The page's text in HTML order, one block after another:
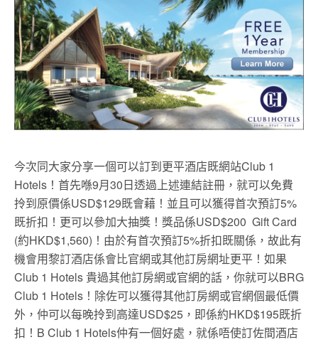
今次同大家分享一個可以訂到更平酒店既網站Club 1
Hotels！首先喺9月30日透過上述連結註冊，就可以免費
拎到原價係USD$129既會藉！並且可以獲得首次預訂5%
既折扣！更可以參加大抽獎！獎品係USD$200 Gift Card
(約HKD$1,560)！由於有首次預訂5%折扣既關係，故此有
機會用黎訂酒店係會比官網或其他訂房網址更平！如果
Club 1 Hotels 貴過其他訂房網或官網的話，你就可以BRG
Club 1 Hotels！除佐可以獲得其他訂房網或官網個最低價
外，仲可以每晚拎到高達USD$25，即係約HKD$195既折
扣！B Club 1 Hotels仲有一個好處，就係唔使訂佐間酒店